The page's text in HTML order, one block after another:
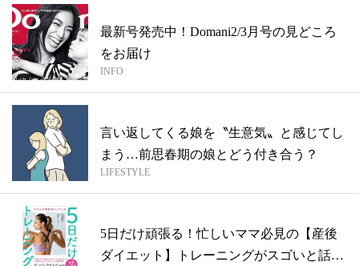
最新号発売中！Domani2/3月号の見どころ
をお届け
INFO
言い返してくる娘を〝生意気〟と感じてし
まう…前思春期の娘とどう付き合う？
LIFESTYLE
5日だけ頑張る！忙しいママ必見の【産後
ダイエット】トレーニングがスゴいと話題